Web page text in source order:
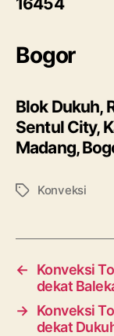
Bogor
Blok Dukuh,
Sentul City,
Madang,
TagsKonveksi
←
Konveksi
dekat
→ Konveksi
dekat